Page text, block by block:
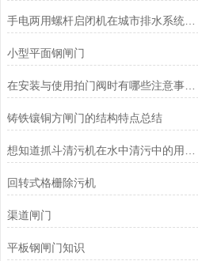
手电两用螺杆启闭机在城市排水系统中的应用
小型平面钢闸门
在安装与使用拍门阀时有哪些注意事项呢？
铸铁镶铜方闸门的结构特点总结
回转式格栅除污机
渠道闸门
平板钢闸门知识